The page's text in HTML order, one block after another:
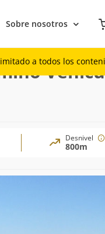
Sobre nosotros
a todos los
Desnivel
800m